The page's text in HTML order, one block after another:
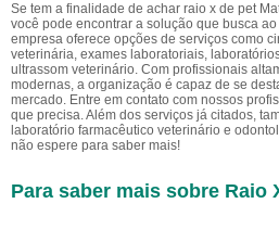
Se tem a finalidade de achar raio x de pet
você pode encontrar a solução que busca
empresa oferece opções de serviços como
veterinária, exames laboratoriais,
ultrassom veterinário. Com profissionais
modernas, a organização é capaz de se
mercado. Entre em contato com nossos
que precisa. Além dos serviços já citados,
laboratório farmacêutico veterinário e
não espere para saber mais!
Para saber mais sobre Raio